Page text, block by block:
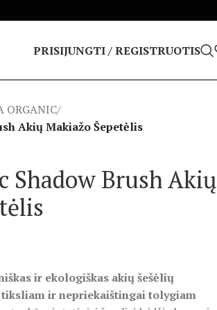
PRISIJUNGTI / REGISTRUOTIS
ORGANIC/
Akių Makiažo Šepetėlis
Shadow Brush Akių
ir ekologiškas akių šešėlių
ir nepriekaištingai tolygiam